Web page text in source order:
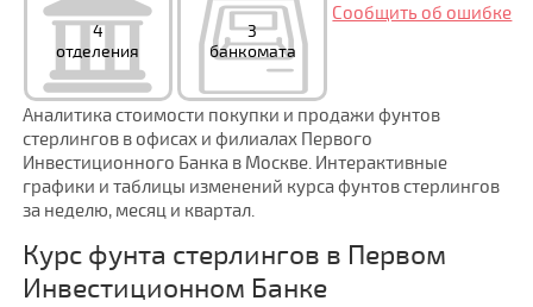
4
отделения
3
банкомата
Сообщить об ошибке
Аналитика стоимости покупки и продажи фунтов
стерлингов в офисах и филиалах Первого
Инвестиционного Банка в Москве. Интерактивные
графики и таблицы изменений курса фунтов стерлингов
за неделю, месяц и квартал.
Курс фунта стерлингов в Первом
Инвестиционном Банке